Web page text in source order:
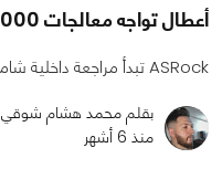
أعطال تواجه معالجات Ryzen 9000 مع لوحات ASRock
ASRock تبدأ مراجعة داخلية شاملة مع لوحاتها الأم
بقلم محمد هشام شوقي
منذ 6 أشهر